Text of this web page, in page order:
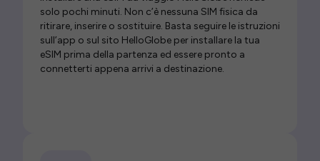
solo pochi minuti. Non c’è nessuna SIM fisica da
ritirare, inserire o sostituire. Basta seguire le istruzioni
sull’app o sul sito HelloGlobe per installare la tua
eSIM prima della partenza ed essere pronto a
connetterti appena arrivi a destinazione.